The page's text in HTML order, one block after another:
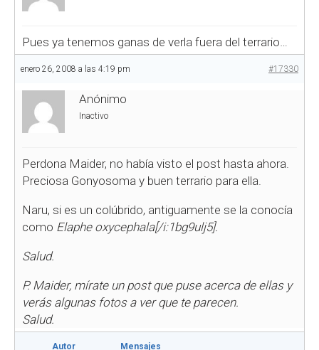
Pues ya tenemos ganas de verla fuera del terrario…
enero 26, 2008 a las 4:19 pm #17330
Anónimo
Inactivo
Perdona Maider, no había visto el post hasta ahora.
Preciosa Gonyosoma y buen terrario para ella.
Naru, si es un colúbrido, antiguamente se la conocía
como Elaphe oxycephala[/i:1bg9ulj5].
Salud.
P.Maider, mírate un post que puse acerca de ellas y
verás algunas fotos a ver que te parecen.
Salud.
Autor Mensajes